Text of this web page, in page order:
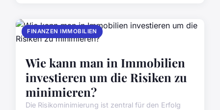
FINANZEN IMMOBILIEN
Wie kann man in Immobilien
investieren um die Risiken zu
minimieren?
Die Risikominimierung ist zentral für den Erfolg